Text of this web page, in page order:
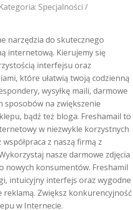
Specjalności /
narzędzia do skutecznego
internetową. Kierujemy się
interfejsu oraz
które ułatwią twoją codzienną
wysyłkę maili, darmowe
sposobów na zwiększenie
bądź też bloga. Freshamail to
w niezwykle korzystnych
z naszą firmą z
nasze darmowe zdjęcia
nowych konsumentów. Freshamil
intuicyjny interfejs oraz wygodne
reklamą. Zwiększ konkurencyjność
w Internecie.